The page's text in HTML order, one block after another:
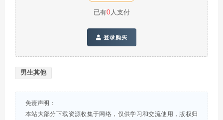
已有0人支付
登录购买
男生其他
免责声明：
本站大部分下载资源收集于网络，仅供学习和交流使用，版权归